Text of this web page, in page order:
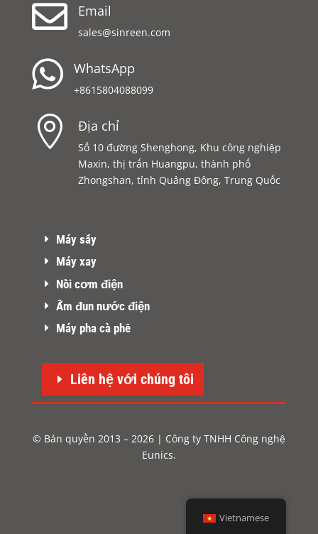
 Email
sales@sinreen.com
 WhatsApp
+8615804088099
 Địa chỉ
Số 10 đường Shenghong, Khu công nghiệp
Maxin, thị trấn Huangpu, thành phố
Zhongshan, tỉnh Quảng Đông, Trung Quốc
Máy sấy
Máy xay
Nồi cơm điện
Ấm đun nước điện
Máy pha cà phê
Liên hệ với chúng tôi
© Bản quyền 2013 – 2026 | Công ty TNHH Công nghệ
Eunics.
Vietnamese